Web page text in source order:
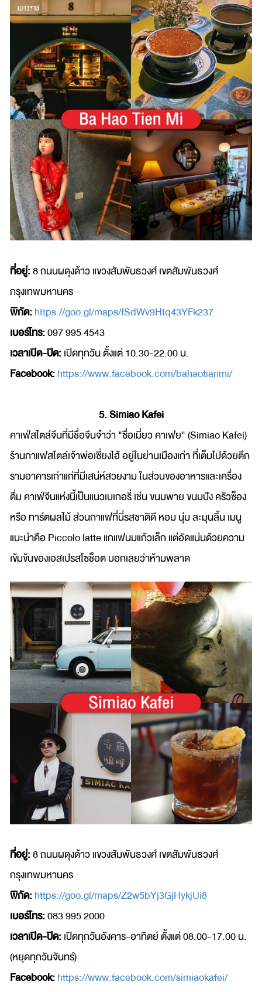
ที่อยู่:8 ถนนผดุงด้าว แขวงสัมพันธวงศ์ เขตสัมพันธวงศ์
กรุงเทพมหานคร
พิกัด:https://goo.gl/maps/fSdWv9Htq43YFk237
เบอร์โทร:097 995 4543
เวลาเปิด-ปิด:เปิดทุกวัน ตั้งแต่ 10.30-22.00 น.
Facebook:https://www.facebook.com/bahaotianmi/
5. Simiao Kafei
คาเฟ่สไตล์จีนที่มีชื่อจีนจ๋าว่า "ซื่อเมี่ยว คาเฟย" (Simiao Kafei)
ร้านกาแฟสไตล์เจ้าพ่อเซี่ยงไฮ้ อยู่ในย่านเมืองเก่า ที่เต็มไปด้วยตึก
รามอาคารเก่าแก่ที่มีเสน่ห์สวยงาม ในส่วนของอาหารและเครื่อง
ดื่ม คาเฟ่จีนแห่งนี้เป็นแนวเบเกอรี่ เช่น ขนมพาย ขนมปัง ครัวซ็อง
หรือ ทาร์ตผลไม้ ส่วนกาแฟที่นี่รสชาติดี หอม นุ่ม ละมุนลิ้น เมนู
แนะนำคือ Piccolo latte แกแฟนมแก้วเล็ก แต่อัดแน่นด้วยความ
เข้มข้นของเอสเปรสโซช็อต บอกเลยว่าห้ามพลาด
ที่อยู่:8 ถนนผดุงด้าว แขวงสัมพันธวงศ์ เขตสัมพันธวงศ์
กรุงเทพมหานคร
พิกัด:https://goo.gl/maps/Z2w5bYj3GjHykjUi8
เบอร์โทร:083 995 2000
เวลาเปิด-ปิด:เปิดทุกวันอังคาร-อาทิตย์ ตั้งแต่ 08.00-17.00 น.
(หยุดทุกวันจันทร์)
Facebook:https://www.facebook.com/simiaokafei/